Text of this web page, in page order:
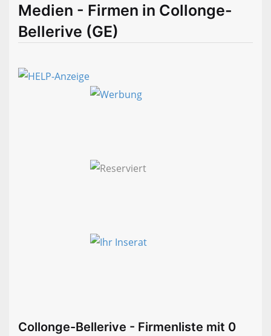
Medien - Firmen in Collonge-
Bellerive (GE)
Collonge-Bellerive - Firmenliste mit 0